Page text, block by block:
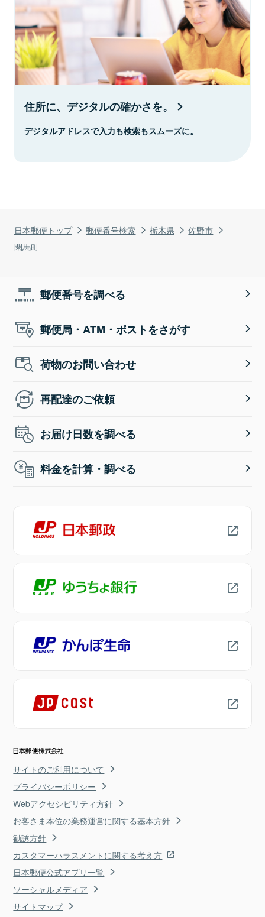
日本郵便トップ 郵便番号検索 栃木県
佐野市
閑馬町
住所に、デジタルの確かさを。
デジタルアドレスで入力も検索もスムーズに。
郵便番号を調べる
郵便局・ATM・ポストをさがす
荷物のお問い合わせ
再配達のご依頼
お届け日数を調べる
料金を計算・調べる
サイトのご利用について
プライバシーポリシー
Webアクセシビリティ方針
お客さま本位の業務運営に関する基本方針
勧誘方針
カスタマーハラスメントに関する考え方
日本郵便公式アプリ一覧
ソーシャルメディア
サイトマップ